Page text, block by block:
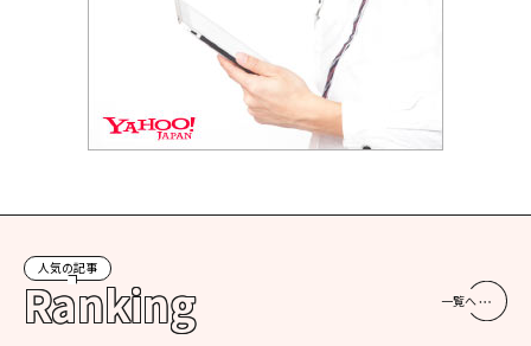
人気の記事
Ranking 一覧へ